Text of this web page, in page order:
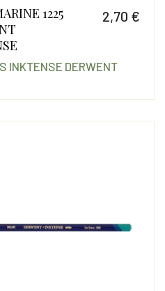
1225
2,70 €
INKTENSE DERWENT